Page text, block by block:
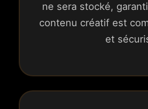
ne sera stocké,
contenu créatif est
et